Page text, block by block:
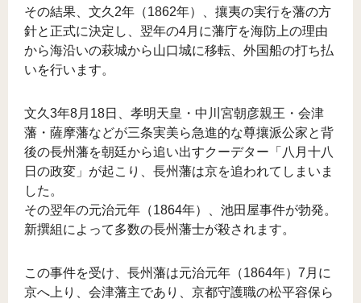
その結果、文久2年（1862年）、攘夷の実行を藩の方
針と正式に決定し、翌年の4月に藩庁を海防上の理由
から海沿いの萩城から山口城に移転、外国船の打ち払
いを行います。
文久3年8月18日、孝明天皇・中川宮朝彦親王・会津
藩・薩摩藩などが三条実美ら急進的な尊攘派公家と背
後の長州藩を朝廷から追い出すクーデター「八月十八
日の政変」が起こり、長州藩は京を追われてしまいま
した。
その翌年の元治元年（1864年）、池田屋事件が勃発。
新撰組によって多数の長州藩士が殺されます。
この事件を受け、長州藩は元治元年（1864年）7月に
京へ上り、会津藩主であり、京都守護職の松平容保ら